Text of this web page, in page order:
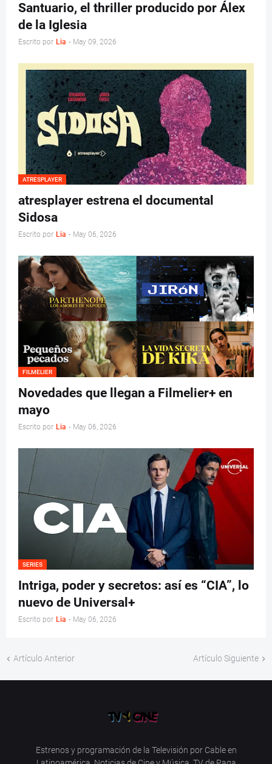
Santuario, el thriller producido por Álex
de la Iglesia
Escrito por Lia - May 09, 2026
ATRESPLAYER
atresplayer estrena el documental
Sidosa
Escrito por Lia - May 06, 2026
FILMELIER
Novedades que llegan a Filmelier+ en
mayo
Escrito por Lia - May 06, 2026
SERIES
Intriga, poder y secretos: así es “CIA”, lo
nuevo de Universal+
Escrito por Lia - May 06, 2026
Artículo Anterior Artículo Siguiente
Estrenos y programación de la Televisión por Cable en